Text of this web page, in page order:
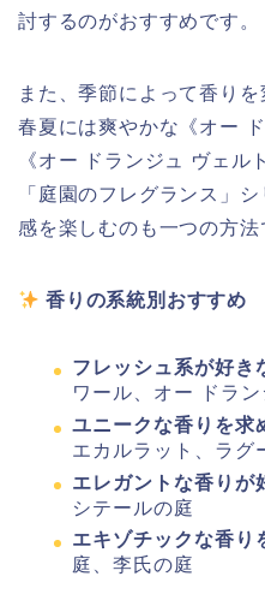
討するのがおすすめです。
また、季節によって香り
春夏には爽やかな《オー
《オー ドランジュ ヴェル
「庭園のフレグランス」
感を楽しむのも一つの方法
香りの系統別おすすめ
フレッシュ系が好き
ワール、オー ドラン
ユニークな香りを求
エカルラット、ラグ
エレガントな香りが
シテールの庭
エキゾチックな香り
庭、李氏の庭